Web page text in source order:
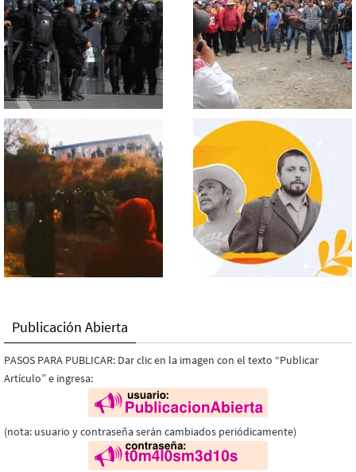
Publicación Abierta
PASOS PARA PUBLICAR: Dar clic en la imagen con el texto “Publicar
Artículo” e ingresa:
(nota: usuario y contraseña serán cambiados periódicamente)